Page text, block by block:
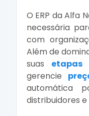
O ERP da Alfa
necessária
com
Além de
suas etapas
gerencie
automática
distribuidores